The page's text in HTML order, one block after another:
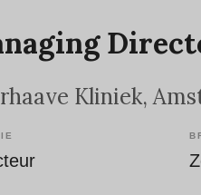
Kliniek,